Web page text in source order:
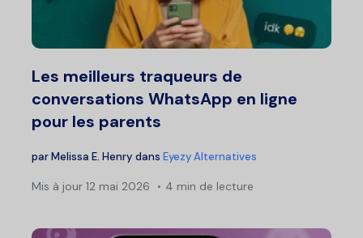
Les meilleurs traqueurs de
conversations WhatsApp en ligne
pour les parents
parMelissa E. Henry dans Eyezy Alternatives
Mis à jour 12 mai 2026 4 min de lecture